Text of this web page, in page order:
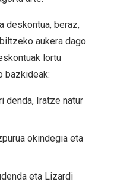
deskontua, beraz,
aukera dago.
lortu
bazkideak:
denda, Iratze natur
okindegia eta
eta Lizardi